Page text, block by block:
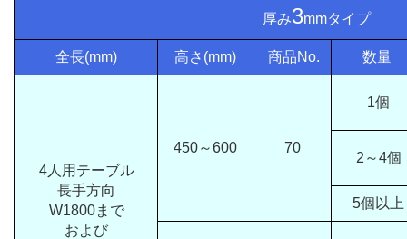
厚み3mmタイプ
全長(mm) 高さ(mm) 商品No. 数量
4人用テーブル
長手方向
W1800まで
および
450～600 70
1個
2～4個
5個以上